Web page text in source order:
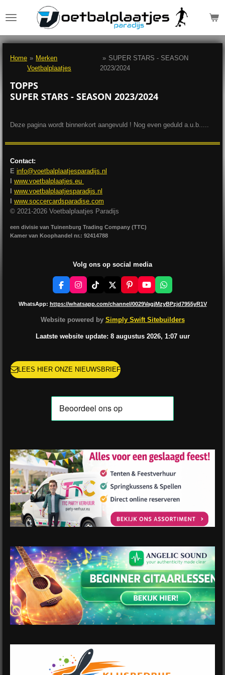
direct
de
Home » Merken
Voetbalplaatjes
» SUPER STARS - SEASON
2023/2024
TOPPS
SUPER STARS - SEASON 2023/2024
Deze pagina wordt binnenkort aangevuld ! Nog even geduld a.u.b.....
Contact:
E info@voetbalplaatjesparadijs.nl
I www.voetbalplaatjes.eu
I www.voetbalplaatjesparadijs.nl
I www.soccercardsparadise.com
© 2021-2026 Voetbalplaatjes Paradijs
een divisie van Tuinenburg Trading Company (TTC)
Kamer van Koophandel nr.: 92414788
Volg ons op social media
F
a
c
b
k
I
n
s
a
r
a
T
k
o
X
P
i
n
e
r
s
Y
o
u
u
b
e
W
h
a
s
A
p
p
WhatsApp: https://whatsapp.com/channel/0029VagjMzyBPzjd7955yR1V
Website powered by Simply Swift Sitebuilders
Laatste website update: 8 augustus 2026, 1:07 uur
LEES HIER ONZE NIEUWSBRIEF